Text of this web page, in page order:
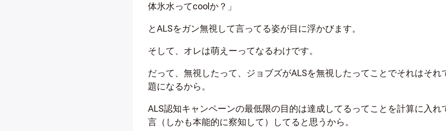
体氷水ってcoolか？」
とALSをガン無視して言ってる姿が目に浮かびます。
そして、オレは萌えーってなるわけです。
だって、無視したって、ジョブズがALSを無視したってことでそれはそれ
題になるから。
ALS認知キャンペーンの最低限の目的は達成してるってことを計算に入れ
言（しかも本能的に察知して）してると思うから。